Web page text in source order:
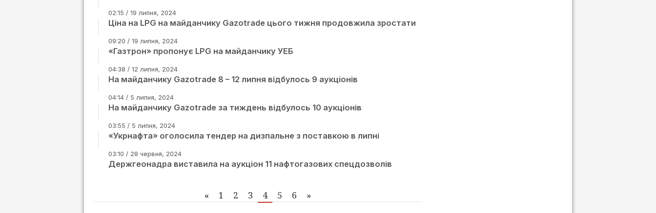
02:15 / 19 липня, 2024
Ціна на LPG на майданчику Gazotrade цього тижня продовжила зростати
09:20 / 19 липня, 2024
«Газтрон» пропонує LPG на майданчику УЕБ
04:38 / 12 липня, 2024
На майданчику Gazotrade 8 – 12 липня відбулось 9 аукціонів
04:14 / 5 липня, 2024
На майданчику Gazotrade за тиждень відбулось 10 аукціонів
03:55 / 5 липня, 2024
«Укрнафта» оголосила тендер на дизпальне з поставкою в липні
03:10 / 28 червня, 2024
Держгеонадра виставила на аукціон 11 нафтогазових спецдозволів
« 1 2 3 4 5 6 »